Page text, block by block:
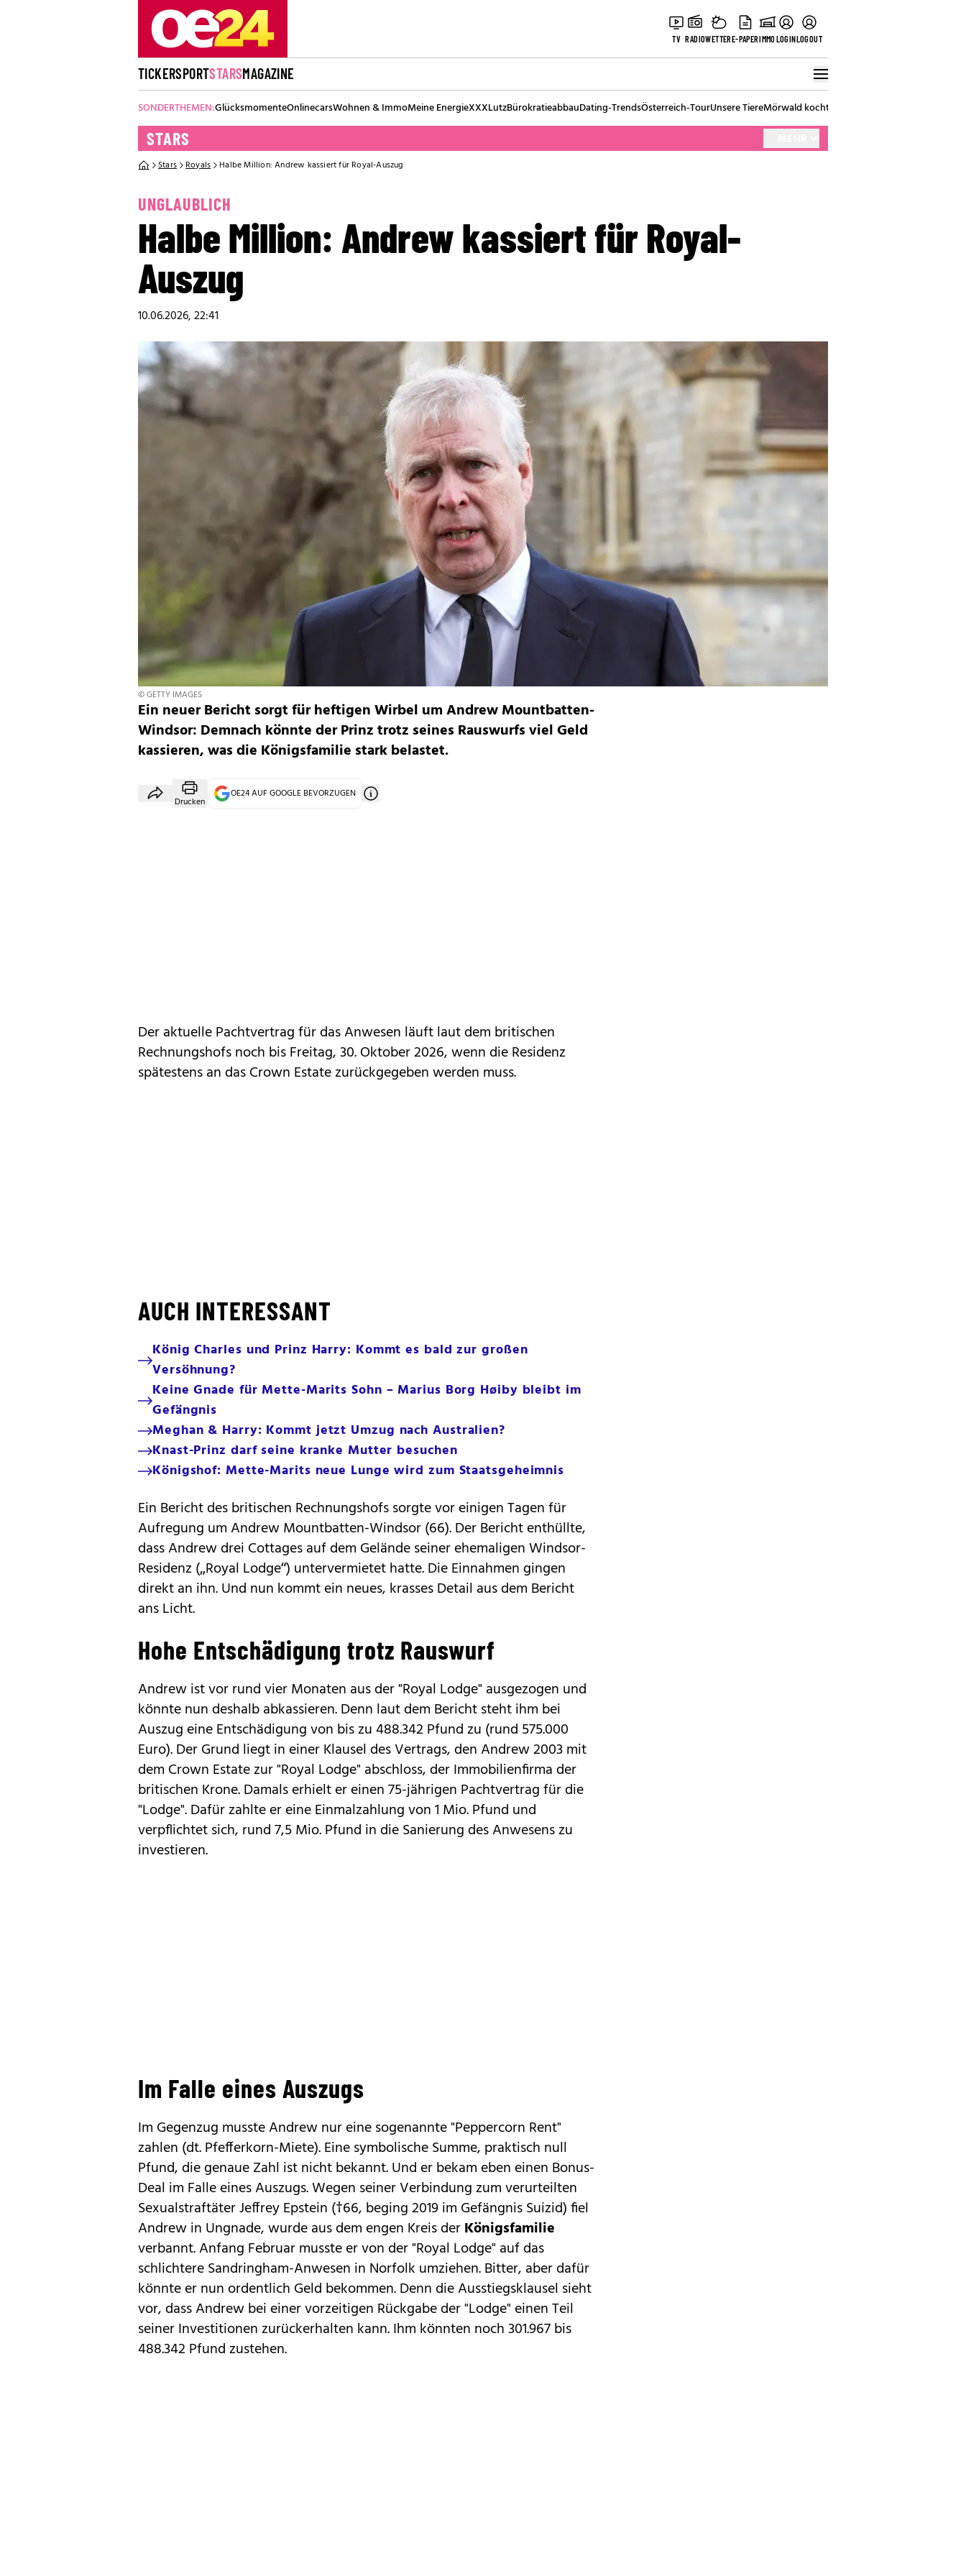
TV RADIOWETTERE-PAPERIMMOLOGINLOGOUT
TICKERSPORTSTARSMAGAZINE
SONDERTHEMEN:GlücksmomenteOnlinecarsWohnen & ImmoMeine EnergieXXXLutzBürokratieabbauDating-TrendsÖsterreich-TourUnsere TiereMörwald kocht
STARS
Stars Royals Halbe Million: Andrew kassiert für Royal-Auszug
UNGLAUBLICH
Halbe Million: Andrew kassiert für Royal-
Auszug
10.06.2026, 22:41
© GETTY IMAGES
Ein neuer Bericht sorgt für heftigen Wirbel um Andrew Mountbatten-
Windsor: Demnach könnte der Prinz trotz seines Rauswurfs viel Geld
kassieren, was die Königsfamilie stark belastet.
Drucken
OE24 AUF GOOGLE BEVORZUGEN
Der aktuelle Pachtvertrag für das Anwesen läuft laut dem britischen
Rechnungshofs noch bis Freitag, 30. Oktober 2026, wenn die Residenz
spätestens an das Crown Estate zurückgegeben werden muss.
AUCH INTERESSANT
König Charles und Prinz Harry: Kommt es bald zur großen
Versöhnung?
Keine Gnade für Mette-Marits Sohn – Marius Borg Høiby bleibt im
Gefängnis
Meghan & Harry: Kommt jetzt Umzug nach Australien?
Knast-Prinz darf seine kranke Mutter besuchen
Königshof: Mette-Marits neue Lunge wird zum Staatsgeheimnis
Ein Bericht des britischen Rechnungshofs sorgte vor einigen Tagen für
Aufregung um Andrew Mountbatten-Windsor (66). Der Bericht enthüllte,
dass Andrew drei Cottages auf dem Gelände seiner ehemaligen Windsor-
Residenz („Royal Lodge“) untervermietet hatte. Die Einnahmen gingen
direkt an ihn. Und nun kommt ein neues, krasses Detail aus dem Bericht
ans Licht.
Hohe Entschädigung trotz Rauswurf
Andrew ist vor rund vier Monaten aus der "Royal Lodge" ausgezogen und
könnte nun deshalb abkassieren. Denn laut dem Bericht steht ihm bei
Auszug eine Entschädigung von bis zu 488.342 Pfund zu (rund 575.000
Euro). Der Grund liegt in einer Klausel des Vertrags, den Andrew 2003 mit
dem Crown Estate zur "Royal Lodge" abschloss, der Immobilienfirma der
britischen Krone. Damals erhielt er einen 75-jährigen Pachtvertrag für die
"Lodge". Dafür zahlte er eine Einmalzahlung von 1 Mio. Pfund und
verpflichtet sich, rund 7,5 Mio. Pfund in die Sanierung des Anwesens zu
investieren.
Im Falle eines Auszugs
Im Gegenzug musste Andrew nur eine sogenannte "Peppercorn Rent"
zahlen (dt. Pfefferkorn-Miete). Eine symbolische Summe, praktisch null
Pfund, die genaue Zahl ist nicht bekannt. Und er bekam eben einen Bonus-
Deal im Falle eines Auszugs. Wegen seiner Verbindung zum verurteilten
Sexualstraftäter Jeffrey Epstein (†66, beging 2019 im Gefängnis Suizid) fiel
Andrew in Ungnade, wurde aus dem engen Kreis derKönigsfamilie
verbannt. Anfang Februar musste er von der "Royal Lodge" auf das
schlichtere Sandringham-Anwesen in Norfolk umziehen. Bitter, aber dafür
könnte er nun ordentlich Geld bekommen. Denn die Ausstiegsklausel sieht
vor, dass Andrew bei einer vorzeitigen Rückgabe der "Lodge" einen Teil
seiner Investitionen zurückerhalten kann. Ihm könnten noch 301.967 bis
488.342 Pfund zustehen.